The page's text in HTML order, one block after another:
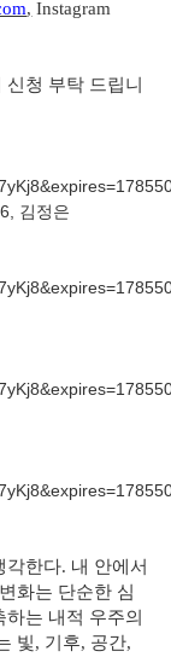
, Instagram
신청 부탁 드립니
김정은
한다. 내 안에서
화는 단순한 심
는 내적 우주의
빛, 기후, 공간,